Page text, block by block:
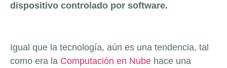
dispositivo controlado por software.
Igual que la tecnología, aún es una tendencia, tal
como era la Computación en Nube hace una